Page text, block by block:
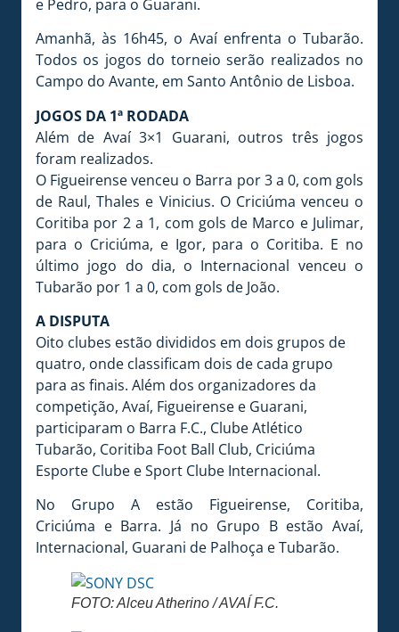
e Pedro, para o Guarani.
Amanhã, às 16h45, o Avaí enfrenta o Tubarão.
Todos os jogos do torneio serão realizados no
Campo do Avante, em Santo Antônio de Lisboa.
JOGOS DA 1ª RODADA
Além de Avaí 3×1 Guarani, outros três jogos
foram realizados.
O Figueirense venceu o Barra por 3 a 0, com gols
de Raul, Thales e Vinicius. O Criciúma venceu o
Coritiba por 2 a 1, com gols de Marco e Julimar,
para o Criciúma, e Igor, para o Coritiba. E no
último jogo do dia, o Internacional venceu o
Tubarão por 1 a 0, com gols de João.
A DISPUTA
Oito clubes estão divididos em dois grupos de
quatro, onde classificam dois de cada grupo
para as finais. Além dos organizadores da
competição, Avaí, Figueirense e Guarani,
participaram o Barra F.C., Clube Atlético
Tubarão, Coritiba Foot Ball Club, Criciúma
Esporte Clube e Sport Clube Internacional.
No Grupo A estão Figueirense, Coritiba,
Criciúma e Barra. Já no Grupo B estão Avaí,
Internacional, Guarani de Palhoça e Tubarão.
FOTO: Alceu Atherino / AVAÍ F.C.